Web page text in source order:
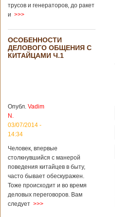
Уйгурского
автономного
Китая. Об этом
сообщает
агентство Синьхуа,
реликвий. Площадь
участка, на
котором добывали
бирюзу, составляет
квадратных
километров.
Сообщается, что
рудник состоит из
функциональных
Подробнее...
Опубликовано
трусов и генераторов, до ракет
и >>>
ОСОБЕННОСТИ
ДЕЛОВОГО ОБЩЕНИЯ С
КИТАЙЦАМИ Ч.1
Опубл. Vadim
N.
03/07/2014 -
14:34
Человек, впервые
столкнувшийся с манерой
поведения китайцев в быту,
часто бывает обескуражен.
Тоже происходит и во время
деловых переговоров. Вам
следует >>>